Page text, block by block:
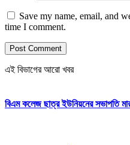
Save my name, email, and
time I comment.
এই বিভাগের আরো খবর
বিএম কলেজ ছাত্র ইউনিয়নের সভাপতি